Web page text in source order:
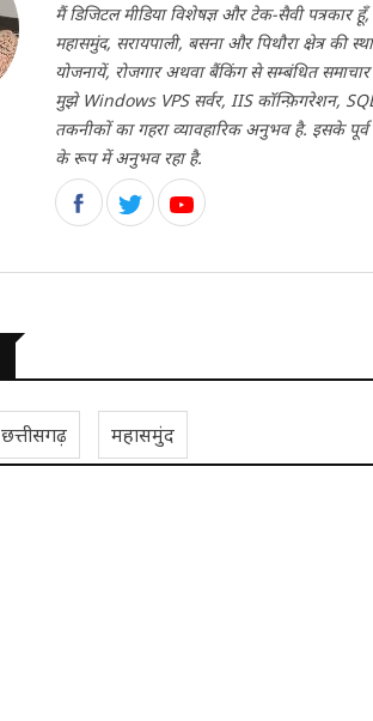
मैं डिजिटल मीडिया विशेषज्ञ और टेक-सैवी पत्रकार
महासमुंद, सरायपाली, बसना और पिथौरा क्षेत्र की
योजनायें, रोजगार अथवा बैंकिंग से सम्बंधित समाचार
मुझे Windows VPS सर्वर, IIS कॉन्फ़िगरेशन,
तकनीकों का गहरा व्यावहारिक अनुभव है. इसके पूर्व
के रूप में अनुभव रहा है.
छत्तीसगढ़ महासमुंद